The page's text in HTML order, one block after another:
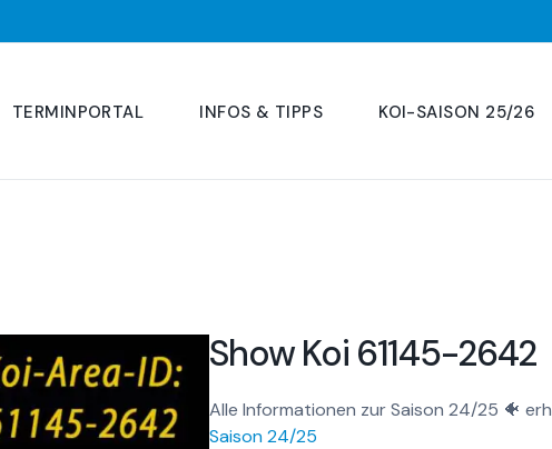
TERMINPORTAL INFOS & TIPPS KOI-SAISON 25/26
Show Koi 61145-2642
Alle Informationen zur Saison 24/25 🐠
Saison 24/25